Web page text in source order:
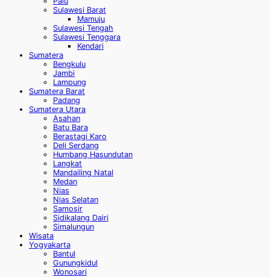
Sulawesi Barat
Mamuju
Sulawesi Tengah
Sulawesi Tenggara
Kendari
Sumatera
Bengkulu
Jambi
Lampung
Sumatera Barat
Padang
Sumatera Utara
Asahan
Batu Bara
Berastagi Karo
Deli Serdang
Humbang Hasundutan
Langkat
Mandailing Natal
Medan
Nias
Nias Selatan
Samosir
Sidikalang Dairi
Simalungun
Wisata
Yogyakarta
Bantul
Gunungkidul
Wonosari